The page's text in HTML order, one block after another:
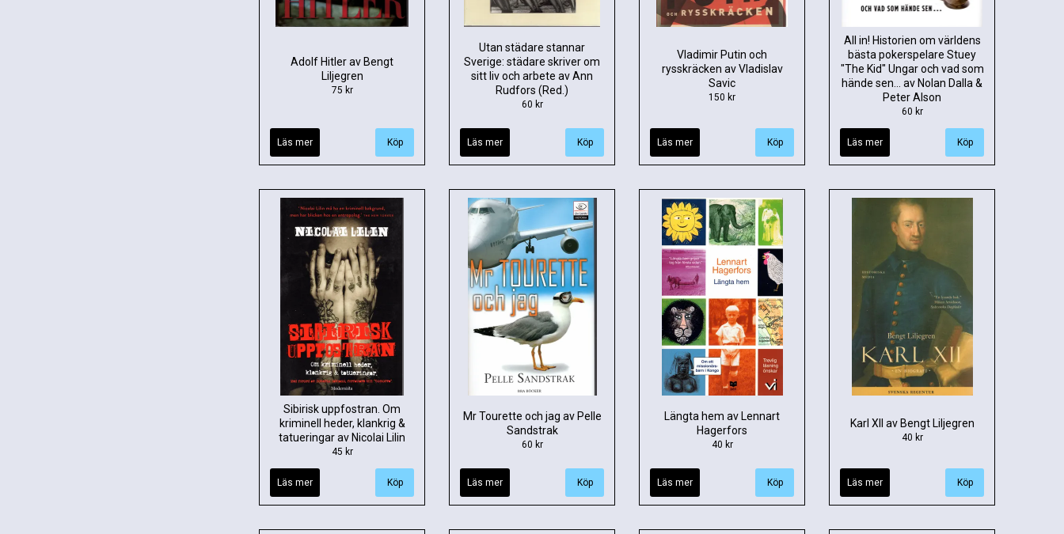
Adolf Hitler av Bengt
Liljegren
75 kr
Läs mer
Utan städare stannar
Sverige: städare skriver om
sitt liv och arbete av Ann
Rudfors (Red.)
60 kr
Läs mer
Vladimir Putin och
rysskräcken av Vladislav
Savic
150 kr
Läs mer
All in! Historien om världens
bästa pokerspelare Stuey
"The Kid" Ungar och vad som
hände sen... av Nolan Dalla &
Peter Alson
60 kr
Läs mer
Sibirisk uppfostran. Om
kriminell heder, klankrig &
tatueringar av Nicolai Lilin
45 kr
Läs mer
Mr Tourette och jag av Pelle
Sandstrak
60 kr
Läs mer
Längta hem av Lennart
Hagerfors
40 kr
Läs mer
Karl XII av Bengt Liljegren
40 kr
Läs mer